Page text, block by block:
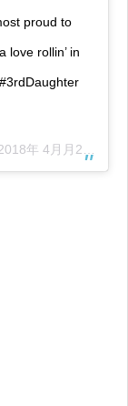
proud to
love rollin’ in
年 4月月23日午前10時52分PDT